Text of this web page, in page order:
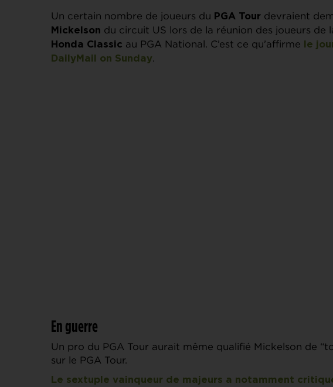
Un certain nombre de joueurs du PGA Tour devraient
Mickelson du circuit US lors de la réunion des joueurs de
Honda Classic au PGA National. C’est ce qu’affirme
le
DailyMail on Sunday.
En guerre
Un pro du PGA Tour aurait même qualifié Mickelson de
sur le PGA Tour.
Le sextuple vainqueur de majeurs a notamment